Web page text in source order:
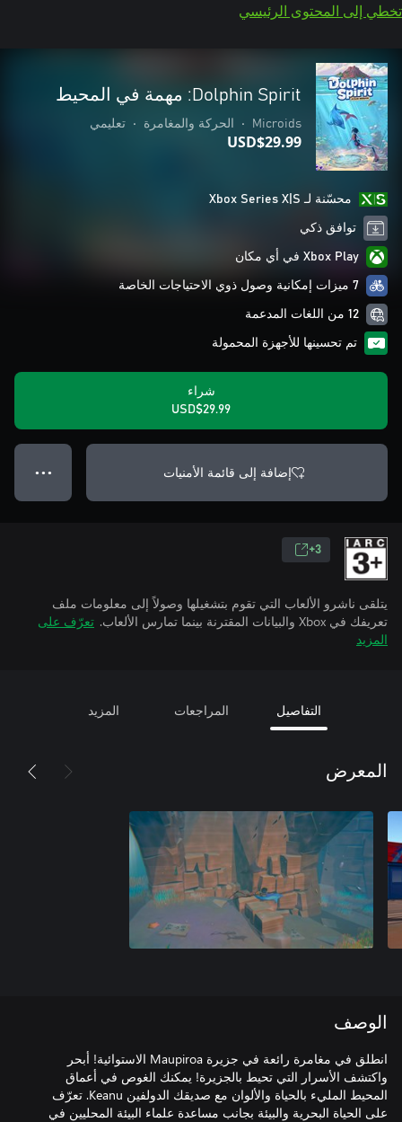
تخطي إلى المحتوى الرئيسي
Dolphin Spirit: مهمة في المحيط
Microids
• الحركة والمغامرة • تعليمي
USD$29.99
محسّنة لـ Xbox Series X|S
توافق ذكي
Xbox Play في أي مكان
7 ميزات إمكانية وصول ذوي الاحتياجات الخاصة
12 من اللغات المدعمة
تم تحسينها للأجهزة المحمولة
شراء
USD$29.99
إضافة إلى قائمة الأمنيات ● ● ●
3+
يتلقى ناشرو الألعاب التي تقوم بتشغيلها وصولاً إلى معلومات ملف
تعريفك في Xbox والبيانات المقترنة بينما تمارس الألعاب.
تعرّف على
المزيد
التفاصيل المراجعات المزيد
المعرض
الوصف
انطلق في مغامرة رائعة في جزيرة Maupiroa الاستوائية! أبحر
واكتشف الأسرار التي تحيط بالجزيرة! يمكنك الغوص في أعماق
المحيط المليء بالحياة والألوان مع صديقك الدولفين Keanu. تعرّف
على الحياة البحرية والبيئة بجانب مساعدة علماء البيئة المحليين في